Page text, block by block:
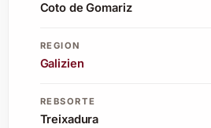
Coto de Gomariz
REGION
Galizien
REBSORTE
Treixadura